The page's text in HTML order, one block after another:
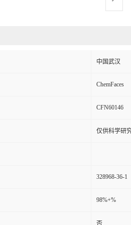
中国武汉
ChemFaces
CFN60146
仅供科学研
328968-36-1
98%+%
否